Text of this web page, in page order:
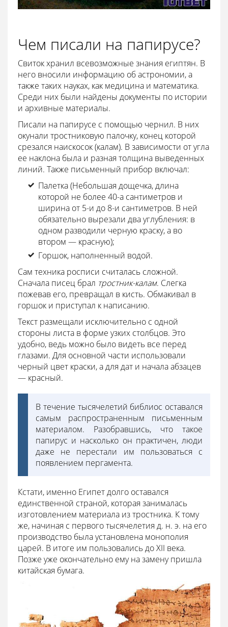
Чем писали на папирусе?
Свиток хранил всевозможные знания египтян. В
него вносили информацию об астрономии, а
также таких науках, как медицина и математика.
Среди них были найдены документы по истории
и архивные материалы.
Писали на папирусе с помощью чернил. В них
окунали тростниковую палочку, конец которой
срезался наискосок (калам). В зависимости от угла
ее наклона была и разная толщина выведенных
линий. Также письменный прибор включал:
Палетка (Небольшая дощечка, длина
которой не более 40-а сантиметров и
ширина от 5-и до 8-и сантиметров. В ней
обязательно вырезали два углубления: в
одном разводили черную краску, а во
втором — красную);
Горшок, наполненный водой.
Сам техника росписи считалась сложной.
Сначала писец брал тростник-калам. Слегка
пожевав его, превращал в кисть. Обмакивал в
горшок и приступал к написанию.
Текст размещали исключительно с одной
стороны листа в форме узких столбцов. Это
удобно, ведь можно было видеть все перед
глазами. Для основной части использовали
черный цвет краски, а для дат и начала абзацев
— красный.
В течение тысячелетий библиос оставался
самым распространенным письменным
материалом. Разобравшись, что такое
папирус и насколько он практичен, люди
даже не перестали им пользоваться с
появлением пергамента.
Кстати, именно Египет долго оставался
единственной страной, которая занималась
изготовлением материала из тростника. К тому
же, начиная с первого тысячелетия д. н. э. на его
производство была установлена монополия
царей. В итоге им пользовались до XII века.
Позже уже окончательно ему на замену пришла
китайская бумага.